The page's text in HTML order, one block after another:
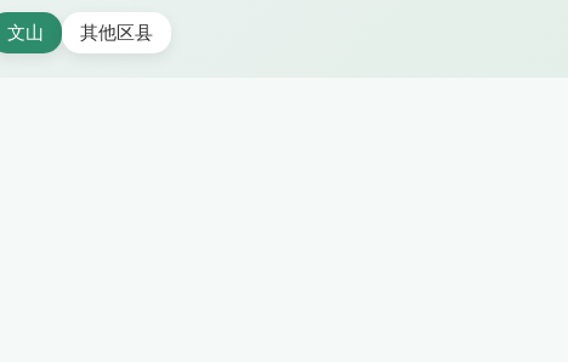
文山 其他区县